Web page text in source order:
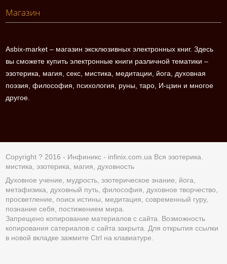
Магазин
Asbix-market – магазин эксклюзивных электронных книг. Здесь
вы сможете купить электронные книги различной тематики –
эзотерика, магия, секс, мистика, медитации, йога, духовная
поэзия, философия, психология, руны, таро, И-цзин и многое
другое.
Copyright ? 2016 - Инфиникс - infinix.com.ua Вся эзотерика.
мистика, эзотерика, магия, духовность
Духовное учение, мудрость, эзотерическое знание, йога,
метафизика, духовный путь, философия, духовное творчество,
просветление, поиск истины, медитация, современный гуру,
познание себя, постижением мира.
Запрещено копирование материалов с сайта. Возможность
копирования сатериалов с сайта закрыта. Для открытия ссылки
в новой вкладке зажмите Ctrl на клавиатуре.